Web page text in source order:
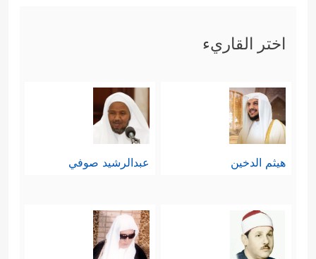
اختر القاريء
هيثم الدخين عبدالرشيد صوفي